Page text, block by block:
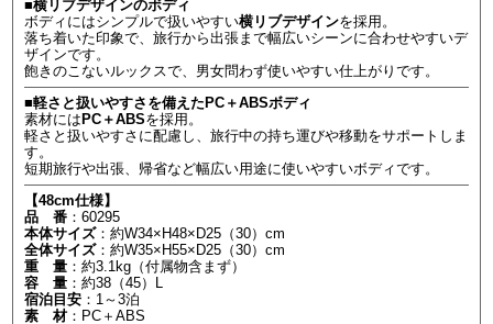
■横リブデザインのボディ
ボディにはシンプルで扱いやすい横リブデザインを採用。
落ち着いた印象で、旅行から出張まで幅広いシーンに合わせやすいデ
ザインです。
飽きのこないルックスで、男女問わず使いやすい仕上がりです。
■軽さと扱いやすさを備えたPC＋ABSボディ
素材には PC＋ABSを採用。
軽さと扱いやすさに配慮し、旅行中の持ち運びや移動をサポートしま
す。
短期旅行や出張、帰省など幅広い用途に使いやすいボディです。
【48cm仕様】
品 番 ：60295
本体サイズ：約W34×H48×D25（30）cm
全体サイズ：約W35×H55×D25（30）cm
重 量 ：約3.1kg（付属物含まず）
容 量 ：約38（45）L
宿泊目安 ：1～3泊
素 材：PC＋ABS